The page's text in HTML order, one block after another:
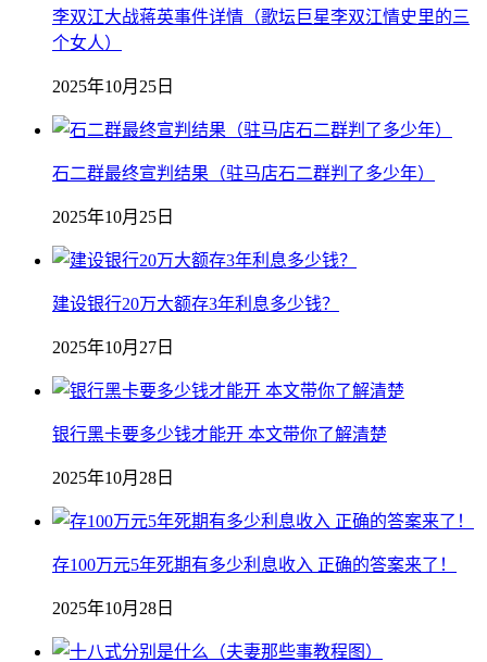
李双江大战蒋英事件详情（歌坛巨星李双江情史里的三
个女人）
2025年10月25日
石二群最终宣判结果（驻马店石二群判了多少年）
2025年10月25日
建设银行20万大额存3年利息多少钱？
2025年10月27日
银行黑卡要多少钱才能开 本文带你了解清楚
2025年10月28日
存100万元5年死期有多少利息收入 正确的答案来了！
2025年10月28日